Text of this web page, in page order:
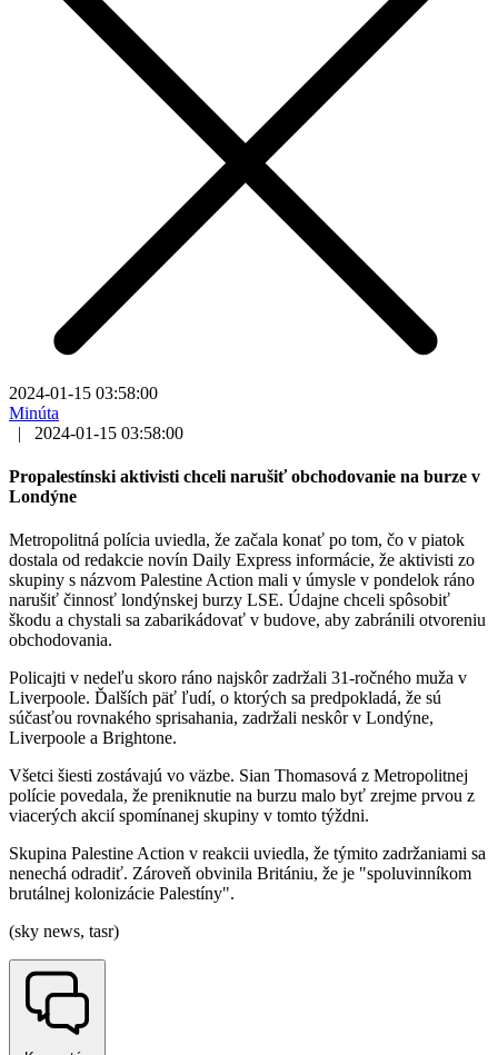
2024-01-15 03:58:00
Minúta
|
2024-01-15 03:58:00
Propalestínski aktivisti chceli narušiť obchodovanie na burze v
Londýne
Metropolitná polícia uviedla, že začala konať po tom, čo v piatok
dostala od redakcie novín Daily Express informácie, že aktivisti zo
skupiny s názvom Palestine Action mali v úmysle v pondelok ráno
narušiť činnosť londýnskej burzy LSE. Údajne chceli spôsobiť
škodu a chystali sa zabarikádovať v budove, aby zabránili otvoreniu
obchodovania.
Policajti v nedeľu skoro ráno najskôr zadržali 31-ročného muža v
Liverpoole. Ďalších päť ľudí, o ktorých sa predpokladá, že sú
súčasťou rovnakého sprisahania, zadržali neskôr v Londýne,
Liverpoole a Brightone.
Všetci šiesti zostávajú vo väzbe. Sian Thomasová z Metropolitnej
polície povedala, že preniknutie na burzu malo byť zrejme prvou z
viacerých akcií spomínanej skupiny v tomto týždni.
Skupina Palestine Action v reakcii uviedla, že týmito zadržaniami sa
nenechá odradiť. Zároveň obvinila Britániu, že je "spoluvinníkom
brutálnej kolonizácie Palestíny".
(sky news, tasr)